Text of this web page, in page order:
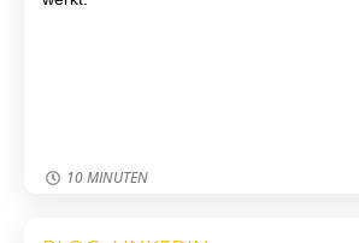
10 MINUTEN